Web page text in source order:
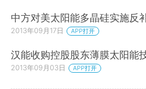
中方对美太阳能多晶硅实施反
2013年09月17日 APP打开
汉能收购控股股东薄膜太阳能
2013年09月03日 APP打开